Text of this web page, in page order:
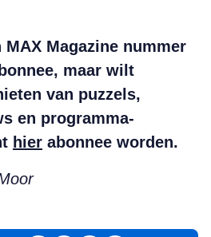
Magazine nummer
maar wilt
van puzzels,
en programma-
hier abonnee worden.